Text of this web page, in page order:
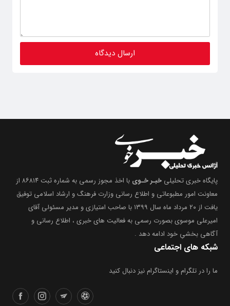
پایگاه خبری تحلیلی خبـر خـوی
با اخذ مجوز رسمی به شماره ثبت ۸۶۸۱۴ از
معاونت امور مطبوعاتی و اطلاع رسانی وزارت فرهنگ و ارشاد اسلامی توفیق
یافت از ۲۰ مرداد ماه سال ۱۳۹۹ با صاحب امتیازی و مدیر مسئولی آقای
امیرعلی موسوی بصورت رسمی به فعالیت های خبری ، اطلاع رسانی و
آگاهی بخشیِ خود ادامه دهد .
شبکه های اجتماعی
ما را در تلگرام و اینستاگرام نیز دنبال کنید